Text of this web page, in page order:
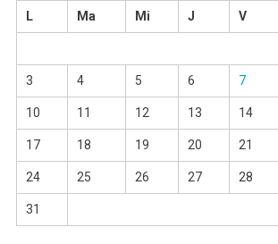
L
Ma Mi J V
3 4 5 6 7
10 11 12 13 14
17 18 19 20 21
24 25 26 27 28
31